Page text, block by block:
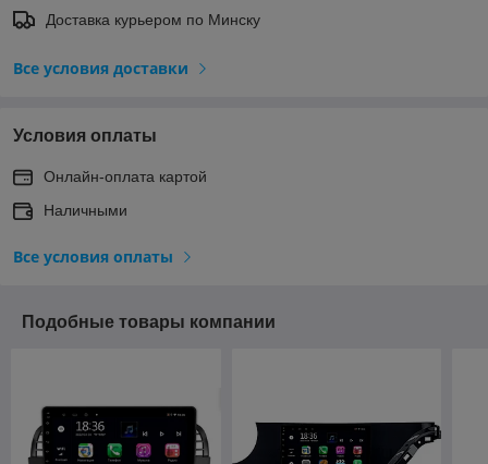
Доставка курьером по Минску
Все условия доставки
Условия оплаты
Онлайн-оплата картой
Наличными
Все условия оплаты
Подобные товары компании